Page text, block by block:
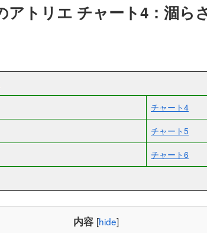
アトリエ チャート4：涸ら
チャート4
チャート5
チャート6
内容 [hide]